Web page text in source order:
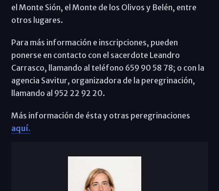
el Monte Sión, el Monte de los Olivos y Belén, entre
otros lugares.
Para más información e inscripciones, pueden
ponerse en contacto con el sacerdote Leandro
Carrasco, llamando al teléfono 659 90 58 78; o con la
agencia Savitur, organizadora de la peregrinación,
llamando al 952 22 92 20.
Más información de ésta y otras peregrinaciones
aquí.